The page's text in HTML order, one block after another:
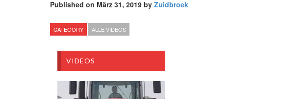
Published on März 31, 2019 by Zuidbroek
CATEGORY ALLE VIDEOS
VIDEOS